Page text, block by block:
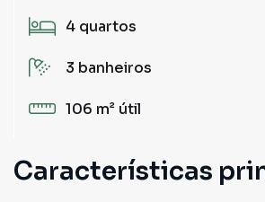
4 quartos
3 banheiros
106 m² útil
Características